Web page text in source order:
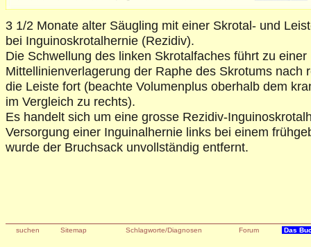
3 1/2 Monate alter Säugling mit einer Skrotal- und
bei Inguinoskrotalhernie (Rezidiv).
Die Schwellung des linken Skrotalfaches führt zu einer
Mittellinienverlagerung der Raphe des Skrotums nach
die Leiste fort (beachte Volumenplus oberhalb dem
im Vergleich zu rechts).
Es handelt sich um eine grosse Rezidiv-
Versorgung einer Inguinalhernie links bei einem
wurde der Bruchsack unvollständig entfernt.